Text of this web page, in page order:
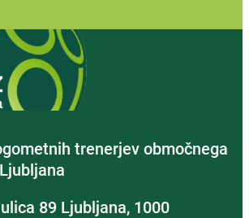
trenerjev območnega
89 Ljubljana, 1000